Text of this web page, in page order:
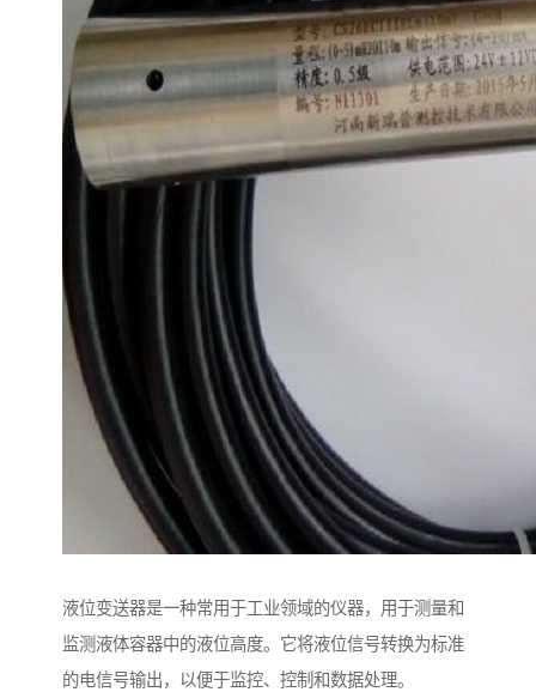
液位变送器是一种常用于工业领域的仪器，用于测量和
监测液体容器中的液位高度。它将液位信号转换为标准
的电信号输出，以便于监控、控制和数据处理。